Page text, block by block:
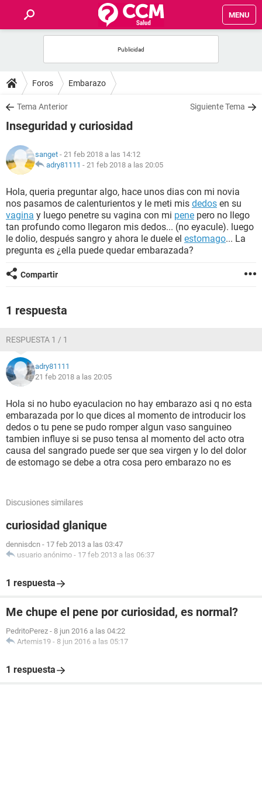
MENU
FOROS
SALUD
FAMILIA
NUTRICIÓN
BIENESTAR
SEXUALIDAD
GLOSARIO
Foros Embarazo
Tema Anterior Siguiente Tema
Inseguridad y curiosidad
sanget - 21 feb 2018 a las 14:12
adry81111 - 21 feb 2018 a las 20:05
Hola, queria preguntar algo, hace unos dias con mi novia
nos pasamos de calenturientos y le meti mis dedos en su
vagina y luego penetre su vagina con mi pene pero no llego
tan profundo como llegaron mis dedos... (no eyacule). luego
le dolio, después sangro y ahora le duele el estomago... La
pregunta es ¿ella puede quedar embarazada?
Compartir
1 respuesta
RESPUESTA 1 / 1
adry81111
21 feb 2018 a las 20:05
Hola si no hubo eyaculacion no hay embarazo asi q no esta
embarazada por lo que dices al momento de introducir los
dedos o tu pene se pudo romper algun vaso sanguineo
tambien influye si se puso tensa al momento del acto otra
causa del sangrado puede ser que sea virgen y lo del dolor
de estomago se debe a otra cosa pero embarazo no es
Discusiones similares
curiosidad glanique
dennisdcn - 17 feb 2013 a las 03:47
usuario anónimo - 17 feb 2013 a las 06:37
1 respuesta
Me chupe el pene por curiosidad, es normal?
PedritoPerez - 8 jun 2016 a las 04:22
Artemis19 - 8 jun 2016 a las 05:17
1 respuesta